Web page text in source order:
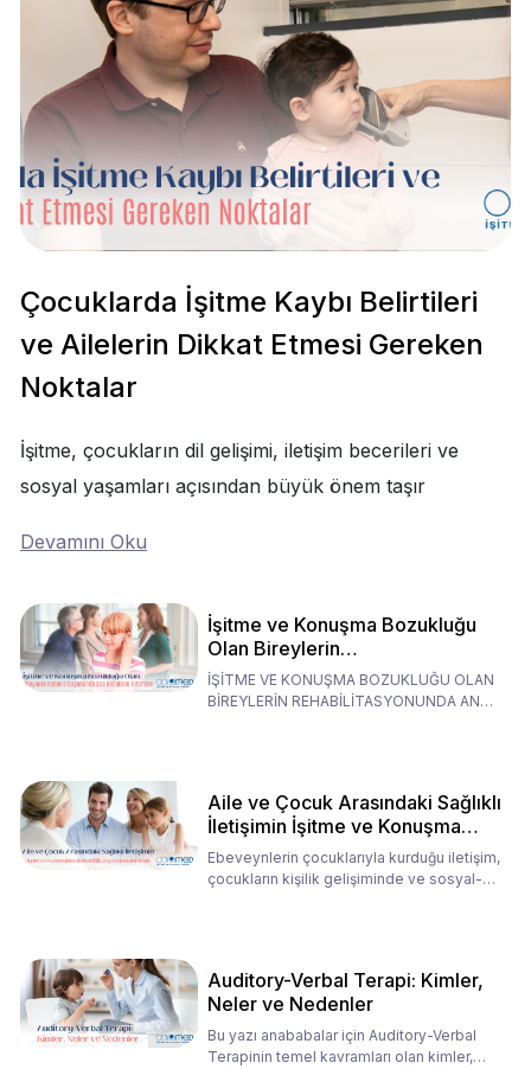
Çocuklarda İşitme Kaybı Belirtileri
ve Ailelerin Dikkat Etmesi Gereken
Noktalar
İşitme, çocukların dil gelişimi, iletişim becerileri ve
sosyal yaşamları açısından büyük önem taşır
Devamını Oku
İşitme ve Konuşma Bozukluğu
Olan Bireylerin
Rehabilitasyonunda Ana
Babaların Tutumları
İŞİTME VE KONUŞMA BOZUKLUĞU OLAN
BİREYLERİN REHABİLİTASYONUNDA ANA
Aile ve Çocuk Arasındaki Sağlıklı
İletişimin İşitme ve Konuşma
Rehabilitasyonundaki Rolü
Ebeveynlerin çocuklarıyla kurduğu iletişim,
çocukların kişilik gelişiminde ve sosyal-
Auditory-Verbal Terapi: Kimler,
Neler ve Nedenler
Bu yazı anababalar için Auditory-Verbal
Terapinin temel kavramları olan kimler,